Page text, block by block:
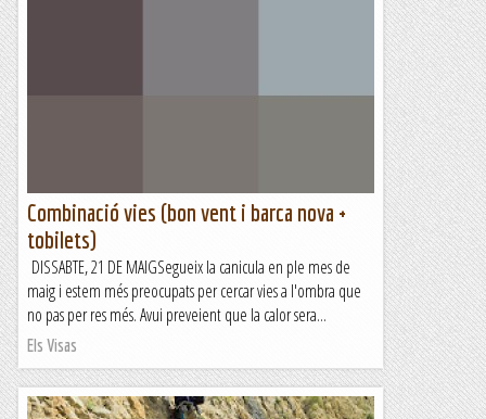
Combinació vies (bon vent i barca nova +
tobilets)
DISSABTE, 21 DE MAIGSegueix la canicula en ple mes de
maig i estem més preocupats per cercar vies a l'ombra que
no pas per res més. Avui preveient que la calor sera...
Els Visas